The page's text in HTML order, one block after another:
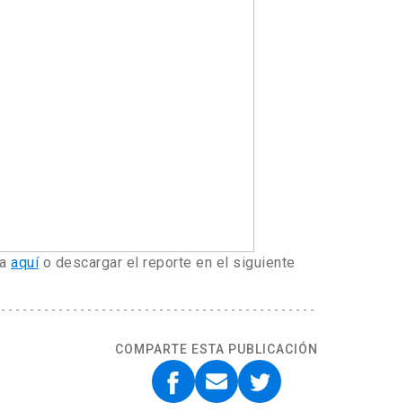
aquío descargar el reporte en el siguiente
COMPARTE ESTA PUBLICACIÓN